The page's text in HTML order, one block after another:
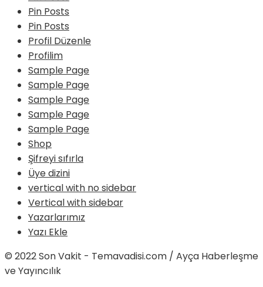
Pin Posts
Pin Posts
Profil Düzenle
Profilim
Sample Page
Sample Page
Sample Page
Sample Page
Sample Page
Shop
Şifreyi sıfırla
Üye dizini
vertical with no sidebar
Vertical with sidebar
Yazarlarımız
Yazı Ekle
© 2022 Son Vakit - Temavadisi.com / Ayça Haberleşme
ve Yayıncılık